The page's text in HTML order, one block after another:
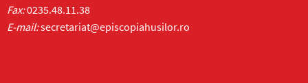
Fax:0235.48.11.38
E-mail:secretariat@episcopiahusilor.ro